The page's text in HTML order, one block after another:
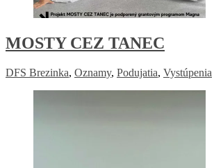
MOSTY CEZ TANEC
DFS Brezinka, Oznamy, Podujatia, Vystúpenia